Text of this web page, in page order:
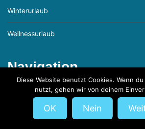
Winterurlaub
Wellnessurlaub
Navigation
Datenschutz
Diese Website benutzt Cookies. Wenn
nutzt, gehen wir von deinem
OK Nein